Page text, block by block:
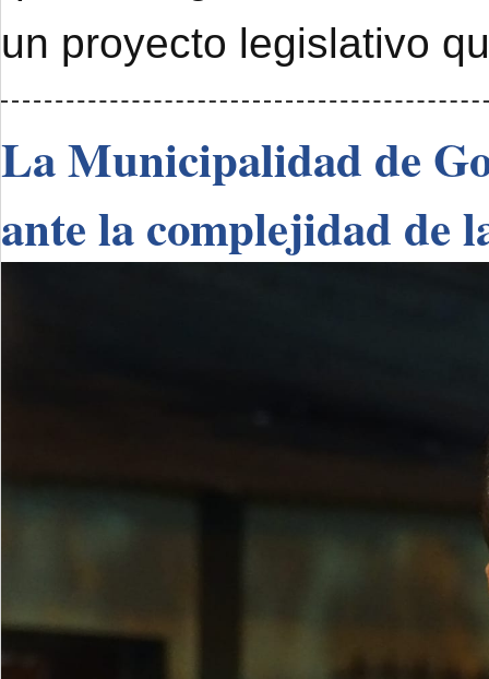
un proyecto legislativo
La Municipalidad de
ante la complejidad de